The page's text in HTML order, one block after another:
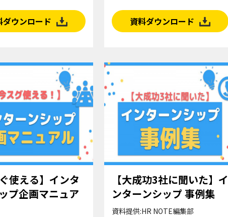
ダウンロード 資料ダウンロード
使える】インタ
プ企画マニュア
【大成功3社に聞いた】イ
ンターンシップ 事例集
資料提供:HR NOTE編集部